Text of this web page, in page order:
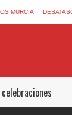
MURCIA